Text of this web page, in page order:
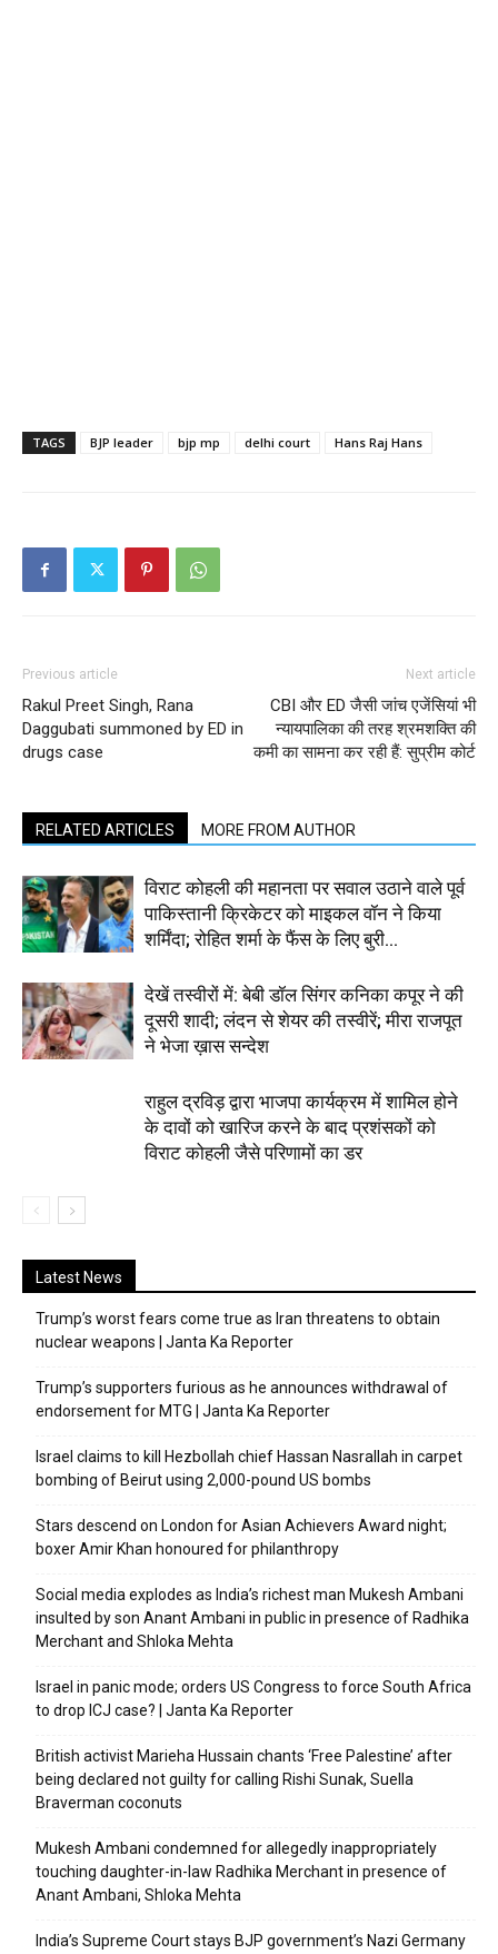
TAGS BJP leader bjp mp delhi court Hans Raj Hans
Previous article
Rakul Preet Singh, Rana
Daggubati summoned by ED in
drugs case
Next article
CBI और ED जैसी जांच एजेंसियां भी
न्यायपालिका की तरह श्रमशक्ति की
कमी का सामना कर रही हैं: सुप्रीम कोर्ट
RELATED ARTICLES MORE FROM AUTHOR
विराट कोहली की महानता पर सवाल उठाने वाले पूर्व
पाकिस्तानी क्रिकेटर को माइकल वॉन ने किया
शर्मिंदा; रोहित शर्मा के फैंस के लिए बुरी...
देखें तस्वीरों में: बेबी डॉल सिंगर कनिका कपूर ने की
दूसरी शादी; लंदन से शेयर की तस्वीरें; मीरा राजपूत
ने भेजा ख़ास सन्देश
राहुल द्रविड़ द्वारा भाजपा कार्यक्रम में शामिल होने
के दावों को खारिज करने के बाद प्रशंसकों को
विराट कोहली जैसे परिणामों का डर
Latest News
Trump’s worst fears come true as Iran threatens to obtain
nuclear weapons | Janta Ka Reporter
Trump’s supporters furious as he announces withdrawal of
endorsement for MTG | Janta Ka Reporter
Israel claims to kill Hezbollah chief Hassan Nasrallah in carpet
bombing of Beirut using 2,000-pound US bombs
Stars descend on London for Asian Achievers Award night;
boxer Amir Khan honoured for philanthropy
Social media explodes as India’s richest man Mukesh Ambani
insulted by son Anant Ambani in public in presence of Radhika
Merchant and Shloka Mehta
Israel in panic mode; orders US Congress to force South Africa
to drop ICJ case? | Janta Ka Reporter
British activist Marieha Hussain chants ‘Free Palestine’ after
being declared not guilty for calling Rishi Sunak, Suella
Braverman coconuts
Mukesh Ambani condemned for allegedly inappropriately
touching daughter-in-law Radhika Merchant in presence of
Anant Ambani, Shloka Mehta
India’s Supreme Court stays BJP government’s Nazi Germany